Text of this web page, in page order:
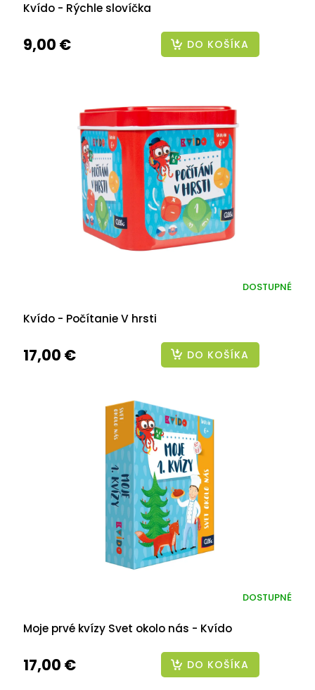
Kvído - Rýchle slovíčka
9,00 € DO KOŠÍKA
Kvído - Počítanie V hrsti
DOSTUPNÉ
17,00 € DO KOŠÍKA
Moje prvé kvízy Svet okolo nás - Kvído
DOSTUPNÉ
17,00 € DO KOŠÍKA